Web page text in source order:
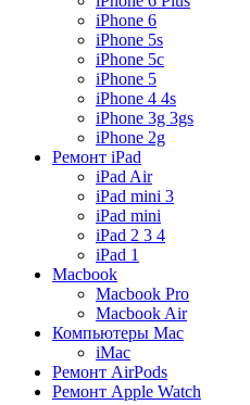
iPhone 6
iPhone 5s
iPhone 5c
iPhone 5
iPhone 4 4s
iPhone 3g 3gs
iPhone 2g
Ремонт iPad
iPad Air
iPad mini 3
iPad mini
iPad 2 3 4
iPad 1
Macbook
Macbook Pro
Macbook Air
Компьютеры Mac
iMac
Ремонт AirPods
Ремонт Apple Watch